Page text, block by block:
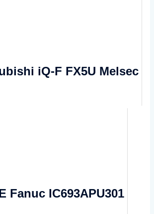
iQ-F FX5U Melsec
Fanuc IC693APU301